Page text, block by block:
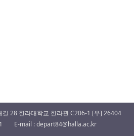
길 28 한라대학교 한라관 C206-1 [우] 26404
E-mail : depart84@halla.ac.kr